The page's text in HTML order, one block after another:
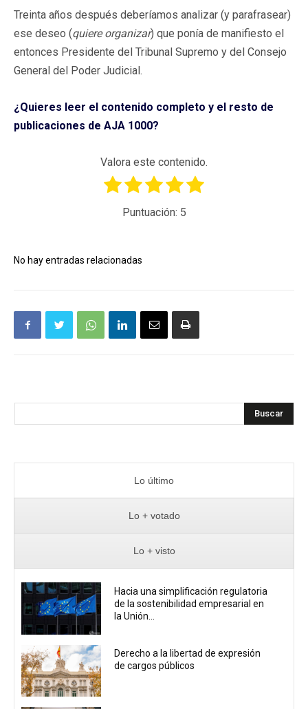
Treinta años después deberíamos analizar (y parafrasear)
ese deseo (quiere organizar) que ponía de manifiesto el
entonces Presidente del Tribunal Supremo y del Consejo
General del Poder Judicial.
¿Quieres leer el contenido completo y el resto de
publicaciones de AJA 1000?
Valora este contenido.
Puntuación: 5
No hay entradas relacionadas
Buscar
Lo último
Lo + votado
Lo + visto
Hacia una simplificación regulatoria
de la sostenibilidad empresarial en
la Unión...
Derecho a la libertad de expresión
de cargos públicos